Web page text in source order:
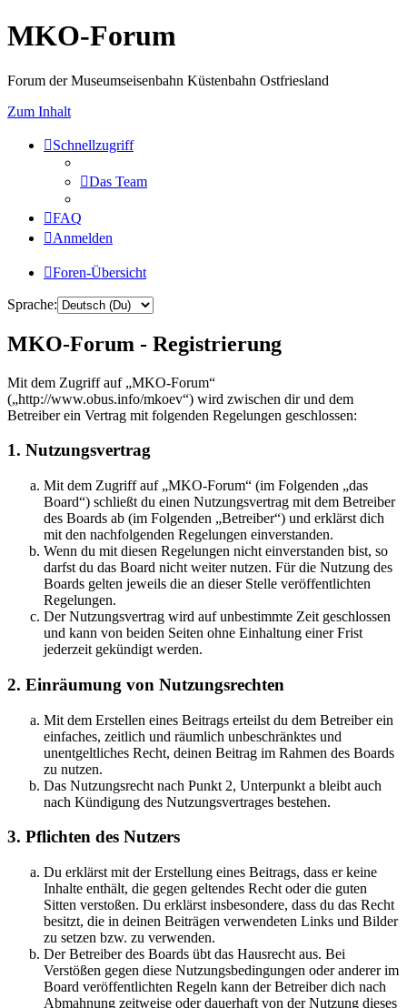
MKO-Forum
Forum der Museumseisenbahn Küstenbahn Ostfriesland
Zum Inhalt
Schnellzugriff
Das Team
FAQ
Anmelden
Foren-Übersicht
Sprache:
MKO-Forum - Registrierung
Mit dem Zugriff auf „MKO-Forum“
(„http://www.obus.info/mkoev“) wird zwischen dir und dem
Betreiber ein Vertrag mit folgenden Regelungen geschlossen:
1. Nutzungsvertrag
Mit dem Zugriff auf „MKO-Forum“ (im Folgenden „das
Board“) schließt du einen Nutzungsvertrag mit dem Betreiber
des Boards ab (im Folgenden „Betreiber“) und erklärst dich
mit den nachfolgenden Regelungen einverstanden.
Wenn du mit diesen Regelungen nicht einverstanden bist, so
darfst du das Board nicht weiter nutzen. Für die Nutzung des
Boards gelten jeweils die an dieser Stelle veröffentlichten
Regelungen.
Der Nutzungsvertrag wird auf unbestimmte Zeit geschlossen
und kann von beiden Seiten ohne Einhaltung einer Frist
jederzeit gekündigt werden.
2. Einräumung von Nutzungsrechten
Mit dem Erstellen eines Beitrags erteilst du dem Betreiber ein
einfaches, zeitlich und räumlich unbeschränktes und
unentgeltliches Recht, deinen Beitrag im Rahmen des Boards
zu nutzen.
Das Nutzungsrecht nach Punkt 2, Unterpunkt a bleibt auch
nach Kündigung des Nutzungsvertrages bestehen.
3. Pflichten des Nutzers
Du erklärst mit der Erstellung eines Beitrags, dass er keine
Inhalte enthält, die gegen geltendes Recht oder die guten
Sitten verstoßen. Du erklärst insbesondere, dass du das Recht
besitzt, die in deinen Beiträgen verwendeten Links und Bilder
zu setzen bzw. zu verwenden.
Der Betreiber des Boards übt das Hausrecht aus. Bei
Verstößen gegen diese Nutzungsbedingungen oder anderer im
Board veröffentlichten Regeln kann der Betreiber dich nach
Abmahnung zeitweise oder dauerhaft von der Nutzung dieses